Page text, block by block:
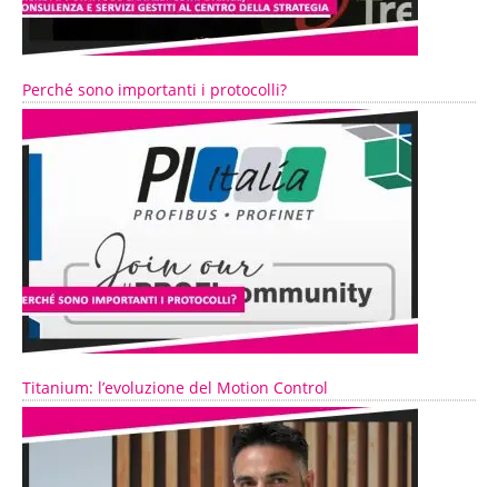
Perché sono importanti i protocolli?
Titanium: l’evoluzione del Motion Control